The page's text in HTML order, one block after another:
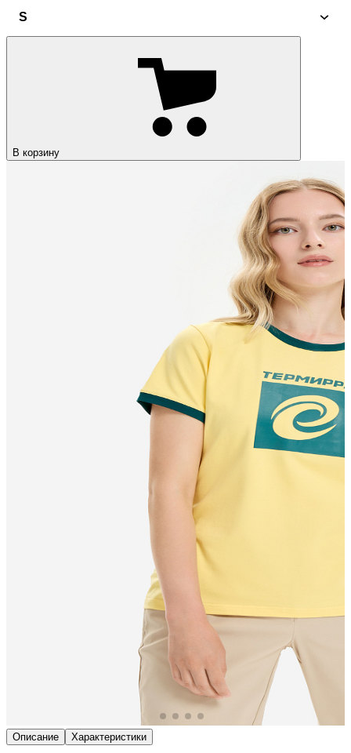
S
В корзину
Описание Характеристики